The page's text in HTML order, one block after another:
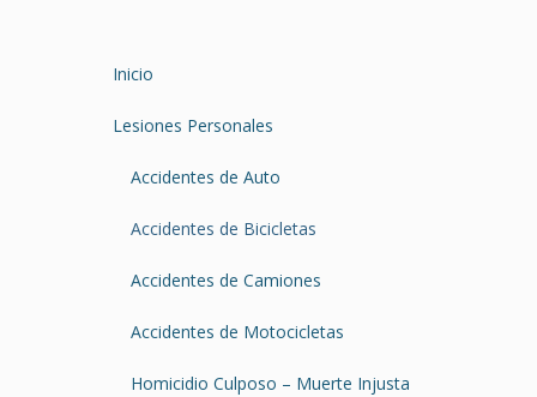
Inicio
Lesiones Personales
Accidentes de Auto
Accidentes de Bicicletas
Accidentes de Camiones
Accidentes de Motocicletas
Homicidio Culposo – Muerte Injusta